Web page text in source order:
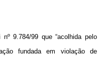
9.784/99 que “acolhida pelo
fundada em violação de